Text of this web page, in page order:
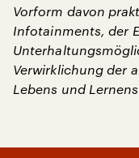
Vorform davon
Infotainments, der
Verwirklichung der
Lebens und